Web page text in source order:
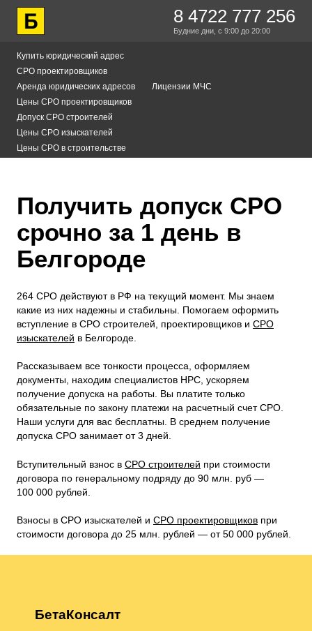
8 4722 777 256
Будние дни, с 9:00 до 20:00
Купить юридический адрес
СРО проектировщиков
Аренда юридических адресов
Лицензии МЧС
Цены СРО проектировщиков
Допуск СРО строителей
Цены СРО изыскателей
Цены СРО в строительстве
Получить допуск СРО
срочно за 1 день в
Белгороде
264 СРО действуют в РФ на текущий момент. Мы знаем
какие из них надежны и стабильны. Помогаем оформить
вступление в СРО строителей, проектировщиков и СРО
изыскателей в Белгороде.
Рассказываем все тонкости процесса, оформляем
документы, находим специалистов НРС, ускоряем
получение допуска на работы. Вы платите только
обязательные по закону платежи на расчетный счет СРО.
Наши услуги для вас бесплатны. В среднем получение
допуска СРО занимает от 3 дней.
Вступительный взнос в СРО строителей при стоимости
договора по генеральному подряду до 90 млн. руб —
100 000 рублей.
Взносы в СРО изыскателей и СРО проектировщиков при
стоимости договора до 25 млн. рублей — от 50 000 рублей.
БетаКонсалт